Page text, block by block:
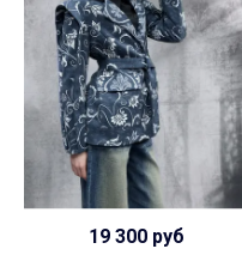
19 300 руб